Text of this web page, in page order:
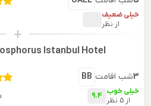
خیلی ضعیف
از نظر
+
Istanbul Hotel
BB شب اقامت3
9.4 خیلی خوب
از 5 نظر